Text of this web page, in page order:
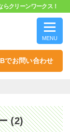
クリーンワークス！
MENU
でお問い合わせ
(2)